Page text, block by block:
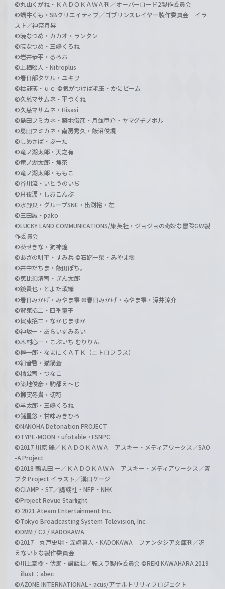
©丸山くがね・ＫＡＤＯＫＡＷＡ刊／オーバーロード2製作委員会
©蝸牛くも・SBクリエイティブ／ゴブリンスレイヤー製作委員会 イラ
スト／神奈月昇
©暁なつめ・カカオ・ランタン
©暁なつめ・三嶋くろね
©岩井恭平・るろお
©上栖綴人・Nitroplus
©春日部タケル・ユキヲ
©枯野瑛・ｕｅ ©気がつけば毛玉・かにビーム
©久慈マサムネ・平つくね
©久慈マサムネ・Hisasi
©島田フミカネ・築地俊彦・月並甲介・ヤマグチノボル
©島田フミカネ・南房秀久・飯沼俊規
©しめさば・ぶーた
©竜ノ湖太郎・天之有
©竜ノ湖太郎・焦茶
©竜ノ湖太郎・ももこ
©谷川流・いとうのいぢ
©月夜涙・しおこんぶ
©水野良・グループSNE・出渕裕・左
©三田誠・pako
©LUCKY LAND COMMUNICATIONS/集英社・ジョジョの奇妙な冒険GW製
作委員会
©葵せきな・狗神煌
©あざの耕平・すみ兵 ©石踏一榮・みやま零
©井中だちま・飯田ぽち。
©恵比須清司・ぎん太郎
©鏡貴也・とよた瑣織
©春日みかげ・みやま零 ©春日みかげ・みやま零・深井涼介
©賀東招二・四季童子
©賀東招二・なかじまゆか
©神坂一・あらいずみるい
©木村心一・こぶいち むりりん
©榊一郎・なまにくＡＴＫ（ニトロプラス）
©細音啓・猫鍋蒼
©橘公司・つなこ
©築地俊彦・駒都え～じ
©柳実冬貴・切符
©羊太郎・三嶋くろね
©諸星悠・甘味みきひろ
©NANOHA Detonation PROJECT
©TYPE-MOON・ufotable・FSNPC
©2017 川原 礫／ＫＡＤＯＫＡＷＡ アスキー・メディアワークス／SAO
-A Project
©2018 鴨志田 一／ＫＡＤＯＫＡＷＡ アスキー・メディアワークス／青
ブタ Project イラスト／溝口ケージ
©CLAMP・ST／講談社・NEP・NHK
©Project Revue Starlight
© 2021 Ateam Entertainment Inc.
©Tokyo Broadcasting System Television, Inc.
©DMM / C2 / KADOKAWA
©2017 丸戸史明・深崎暮人・KADOKAWA ファンタジア文庫刊／冴
えない♭な製作委員会
©川上泰樹・伏瀬・講談社／転スラ製作委員会 ©REKI KAWAHARA 2019
illust：abec
©AZONE INTERNATIONAL・acus/アサルトリリィプロジェクト